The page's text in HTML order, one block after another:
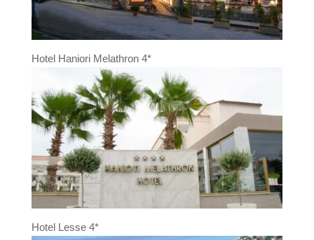
Hotel Haniori Melathron 4*
Hotel Lesse 4*